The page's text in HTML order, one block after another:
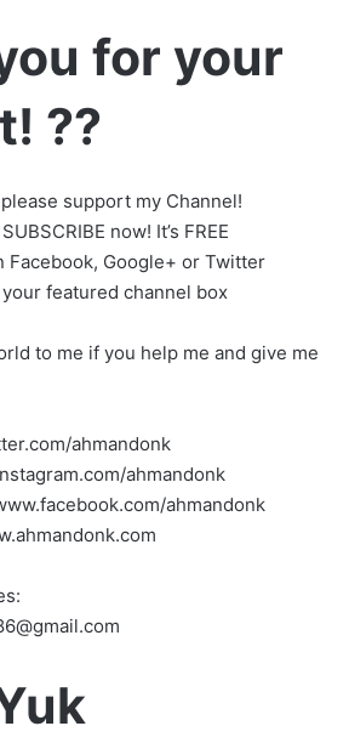
for your
??
support my Channel!
now! It’s FREE
Facebook, Google+ or Twitter
featured channel box
to me if you help me and give me
ahmandonk
ahmandonk
ahmandonk